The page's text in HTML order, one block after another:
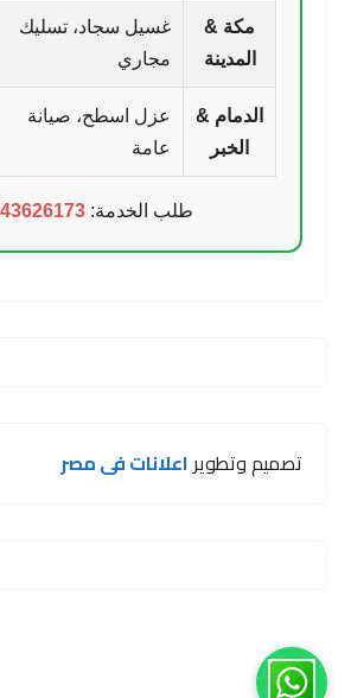
مكة &
المدينة
غسيل سجاد، تسليك
مجاري
الدمام &
الخبر
عزل اسطح، صيانة
عامة
طلب الخدمة:0543626173
تصميم وتطويراعلانات فى مصر
مرحبا اخي 😊